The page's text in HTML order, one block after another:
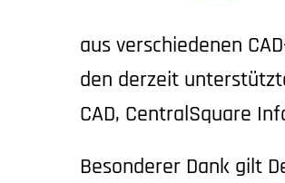
aus verschiedenen
den derzeit
CAD, CentralSquare
Besonderer Dank gilt